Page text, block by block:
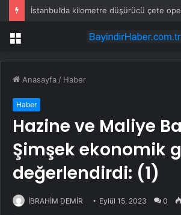
Menü
Anasayfa / Haber
Haber
Hazine ve Maliye
Şimşek ekonomik
değerlendirdi: (1)
İBRAHİM DEMİR Eylül 15, 2023 0